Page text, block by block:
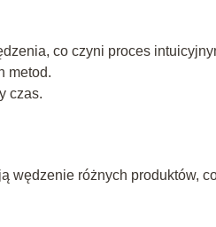
co czyni proces
metod.
czas.
wędzenie różnych produktów,